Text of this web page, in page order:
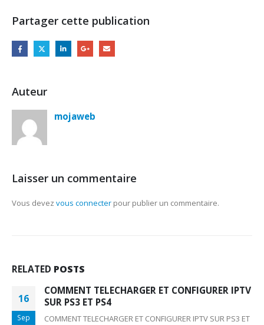
Partager cette publication
Auteur
mojaweb
Laisser un commentaire
Vous devez vous connecter pour publier un commentaire.
RELATED POSTS
16
Sep
COMMENT TELECHARGER ET CONFIGURER IPTV
SUR PS3 ET PS4
COMMENT TELECHARGER ET CONFIGURER IPTV SUR PS3 ET